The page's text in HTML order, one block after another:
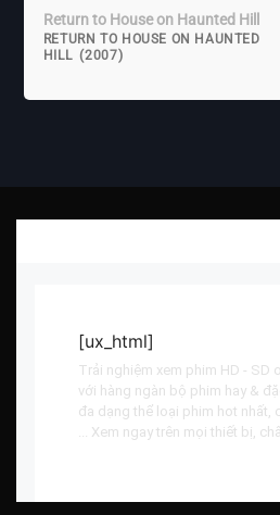
Return to House on Haunted Hill
RETURN TO HOUSE ON HAUNTED
HILL (2007)